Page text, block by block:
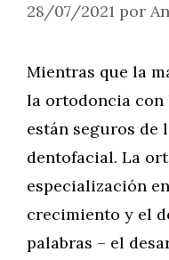
28/07/2021 por
Mientras que la
la ortodoncia con
están seguros de
dentofacial. La
especialización
crecimiento y el
palabras – el